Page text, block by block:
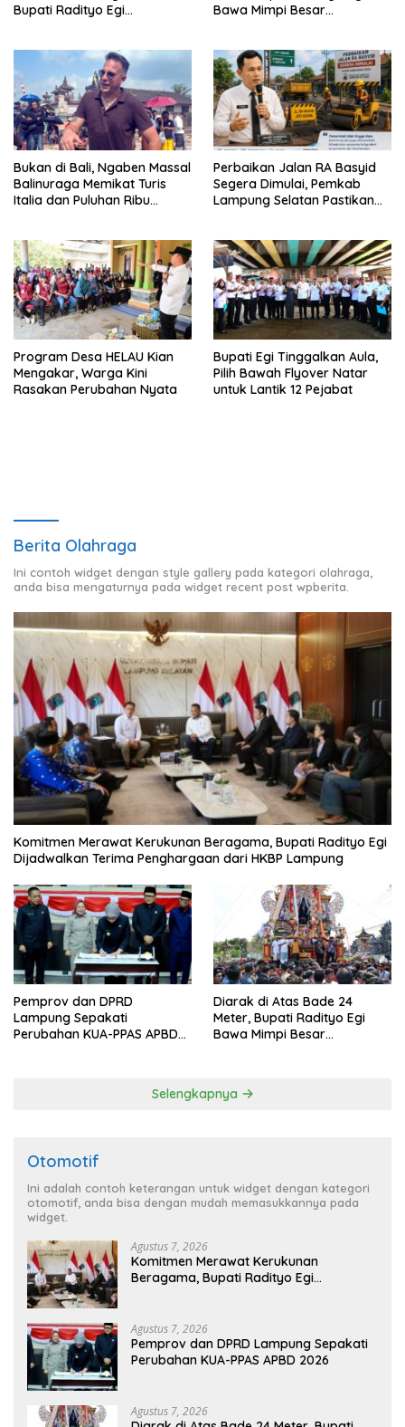
Bupati Radityo Egi
Lampung
Bawa Mimpi Besar
Bukan di Bali, Ngaben Massal
Balinuraga Memikat Turis
Italia dan Puluhan Ribu
Perbaikan Jalan RA Basyid
Segera Dimulai, Pemkab
Lampung Selatan Pastikan
Program Desa HELAU Kian
Mengakar, Warga Kini
Rasakan Perubahan Nyata
Bupati Egi Tinggalkan Aula,
Pilih Bawah Flyover Natar
untuk Lantik 12 Pejabat
Berita Olahraga
Ini contoh widget dengan style gallery pada kategori olahraga,
anda bisa mengaturnya pada widget recent post wpberita.
Komitmen Merawat Kerukunan Beragama, Bupati Radityo Egi
Dijadwalkan Terima Penghargaan dari HKBP Lampung
Pemprov dan DPRD
Lampung Sepakati
Perubahan KUA-PPAS APBD
Diarak di Atas Bade 24
Meter, Bupati Radityo Egi
Bawa Mimpi Besar
Selengkapnya
Otomotif
Ini adalah contoh keterangan untuk widget dengan kategori
otomotif, anda bisa dengan mudah memasukkannya pada
widget.
Agustus 7, 2026
Komitmen Merawat Kerukunan
Beragama, Bupati Radityo Egi
Agustus 7, 2026
Pemprov dan DPRD Lampung Sepakati
Perubahan KUA-PPAS APBD 2026
Agustus 7, 2026